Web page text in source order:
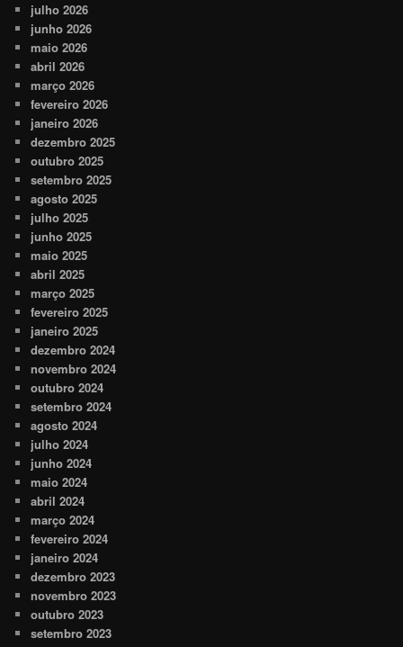
julho 2026
junho 2026
maio 2026
abril 2026
março 2026
fevereiro 2026
janeiro 2026
dezembro 2025
outubro 2025
setembro 2025
agosto 2025
julho 2025
junho 2025
maio 2025
abril 2025
março 2025
fevereiro 2025
janeiro 2025
dezembro 2024
novembro 2024
outubro 2024
setembro 2024
agosto 2024
julho 2024
junho 2024
maio 2024
abril 2024
março 2024
fevereiro 2024
janeiro 2024
dezembro 2023
novembro 2023
outubro 2023
setembro 2023